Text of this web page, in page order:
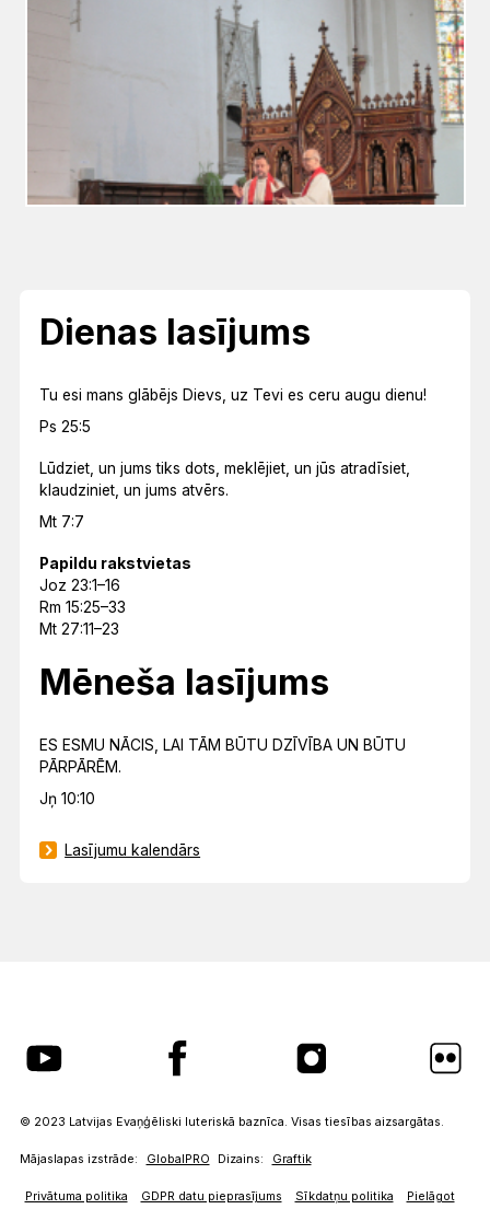
Dienas lasījums
Tu esi mans glābējs Dievs, uz Tevi es ceru augu dienu!
Ps 25:5
Lūdziet, un jums tiks dots, meklējiet, un jūs atradīsiet,
klaudziniet, un jums atvērs.
Mt 7:7
Papildu rakstvietas
Joz 23:1–16
Rm 15:25–33
Mt 27:11–23
Mēneša lasījums
ES ESMU NĀCIS, LAI TĀM BŪTU DZĪVĪBA UN BŪTU
PĀRPĀRĒM.
Jņ 10:10
Lasījumu kalendārs
© 2023 Latvijas Evaņģēliski luteriskā baznīca. Visas tiesības aizsargātas.
Mājaslapas izstrāde: GlobalPRO Dizains: Graftik
Privātuma politika GDPR datu pieprasījums Sīkdatņu politika
Pielāgot